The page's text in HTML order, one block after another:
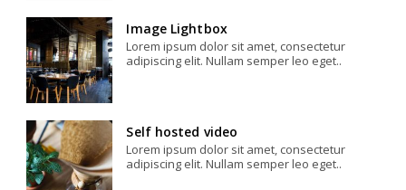
Image Lightbox
Lorem ipsum dolor sit amet, consectetur
adipiscing elit. Nullam semper leo eget..
Self hosted video
Lorem ipsum dolor sit amet, consectetur
adipiscing elit. Nullam semper leo eget..